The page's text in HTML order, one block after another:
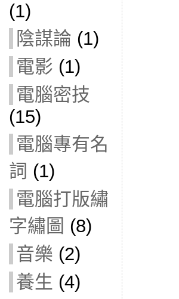
(1)
陰謀論 (1)
電影 (1)
電腦密技
(15)
電腦專有名
詞 (1)
電腦打版繡
字繡圖 (8)
音樂 (2)
養生 (4)